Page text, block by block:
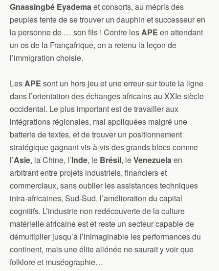
Gnassingbé Eyademaet consorts, au mépris des
peuples tente de se trouver un dauphin et successeur en
la personne de … son fils ! Contre lesAPE en attendant
un os de la Françafrique, on a retenu la leçon de
l’immigration choisie.
LesAPE sont un hors jeu et une erreur sur toute la ligne
dans l’orientation des échanges africains au XXIe siècle
occidental. Le plus important est de travailler aux
intégrations régionales, mal appliquées malgré une
batterie de textes, et de trouver un positionnement
stratégique gagnant vis-à-vis des grands blocs comme
l’Asie, la Chine, l’Inde, le Brésil, leVenezuelaen
arbitrant entre projets industriels, financiers et
commerciaux, sans oublier les assistances techniques
intra-africaines, Sud-Sud, l’amélioration du capital
cognitifs. L’industrie non redécouverte de la culture
matérielle africaine est et reste un secteur capable de
démultiplier jusqu’à l’inimaginable les performances du
continent, mais une élite aliénée ne saurait y voir que
folklore et muséographie…